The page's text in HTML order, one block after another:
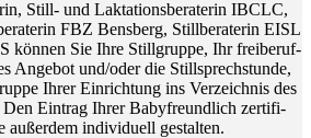
Still- und Lak­ta­ti­ons­be­ra­te­rin IBCLC,
FBZ Bens­berg, Still­be­ra­te­rin EISL
kön­nen Sie Ihre Still­grup­pe, Ihr frei­be­ruf­
Ange­bot und/oder die Still­sprech­stun­de,
Ihrer Ein­rich­tung ins Ver­zeich­nis des
Den Ein­trag Ihrer Baby­freund­lich zer­ti­fi­
indi­vi­du­ell gestalten.